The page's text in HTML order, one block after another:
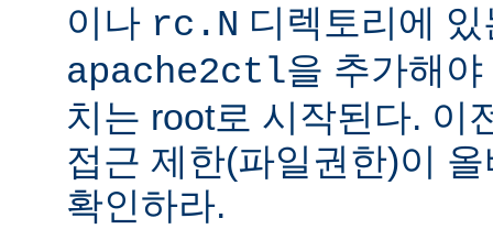
이나 rc.N 디렉토리에
apache2ctl을 추가해
치는 root로 시작된다. 이
접근 제한(파일권한)이
확인하라.